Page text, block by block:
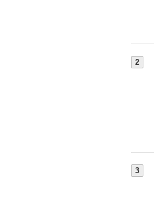
2
3